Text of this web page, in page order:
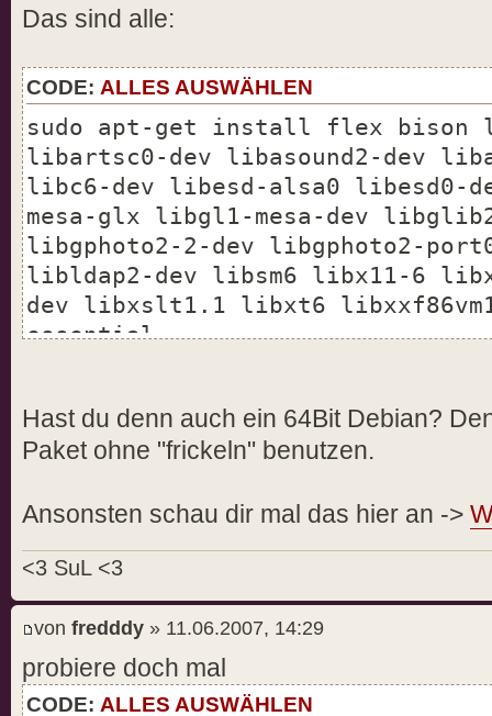
Das sind alle:
CODE: ALLES AUSWÄHLEN
sudo apt-get install flex bison
libartsc0-dev libasound2-dev
libc6-dev libesd-alsa0 libesd0-
mesa-glx libgl1-mesa-dev
libgphoto2-2-dev libgphoto2-
libldap2-dev libsm6 libx11-6
dev libxslt1.1 libxt6
essential
Hast du denn auch ein 64Bit Debian?
Paket ohne "frickeln" benutzen.
Ansonsten schau dir mal das hier an ->
<3 SuL <3
von fredddy » 11.06.2007, 14:29
probiere doch mal
CODE: ALLES AUSWÄHLEN